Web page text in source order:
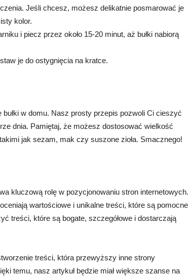
Jeśli chcesz, możesz delikatnie posmarować je
kolor.
i piecz przez około 15-20 minut, aż bułki nabiorą
je do ostygnięcia na kratce.
w domu. Nasz prosty przepis pozwoli Ci cieszyć
dnia. Pamiętaj, że możesz dostosować wielkość
jak sezam, mak czy suszone zioła. Smacznego!
kluczową rolę w pozycjonowaniu stron internetowych.
wartościowe i unikalne treści, które są pomocne
treści, które są bogate, szczegółowe i dostarczają
treści, która przewyższy inne strony
temu, nasz artykuł będzie miał większe szanse na